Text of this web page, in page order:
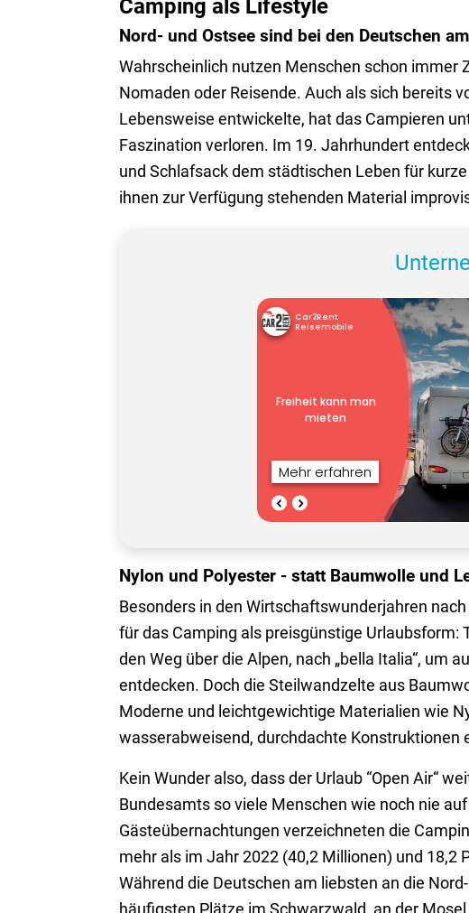
Camping als Lifestyle
Nord- und Ostsee sind bei den Deutschen
Wahrscheinlich nutzen Menschen schon immer
Nomaden oder Reisende. Auch als sich bereits
Lebensweise entwickelte, hat das Campieren
Faszination verloren. Im 19. Jahrhundert
und Schlafsack dem städtischen Leben für
ihnen zur Verfügung stehenden Material
Nylon und Polyester - statt Baumwolle und
Besonders in den Wirtschaftswunderjahren
für das Camping als preisgünstige
den Weg über die Alpen, nach „bella Italia“, um
entdecken. Doch die Steilwandzelte aus
Moderne und leichtgewichtige Materialien wie
wasserabweisend, durchdachte Konstruktionen
Kein Wunder also, dass der Urlaub “Open Air“
Bundesamts so viele Menschen wie noch nie
Gästeübernachtungen verzeichneten die
mehr als im Jahr 2022 (40,2 Millionen) und 18,2
Während die Deutschen am liebsten an die
häufigsten Plätze im Schwarzwald, an